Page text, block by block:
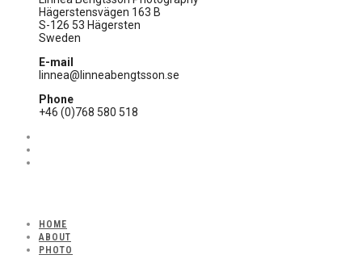
Hägerstensvägen 163 B
S-126 53 Hägersten
Sweden
E-mail
linnea@linneabengtsson.se
Phone
+46 (0)768 580 518
HOME
ABOUT
PHOTO